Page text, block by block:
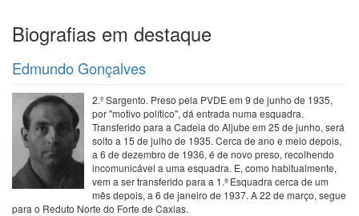
Biografias em destaque
Edmundo Gonçalves
2.º Sargento. Preso pela PVDE em 9 de junho de 1935,
por "motivo político", dá entrada numa esquadra.
Transferido para a Cadeia do Aljube em 25 de junho, será
solto a 15 de julho de 1935. Cerca de ano e meio depois,
a 6 de dezembro de 1936, é de novo preso, recolhendo
incomunicável a uma esquadra. E, como habitualmente,
vem a ser transferido para a 1.ª Esquadra cerca de um
mês depois, a 6 de janeiro de 1937. A 22 de março, segue
para o Reduto Norte do Forte de Caxias.